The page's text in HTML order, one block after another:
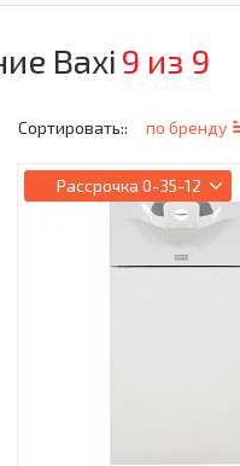
Baxi 9 из 9
Сортировать:: по бренду
Рассрочка 0-35-12